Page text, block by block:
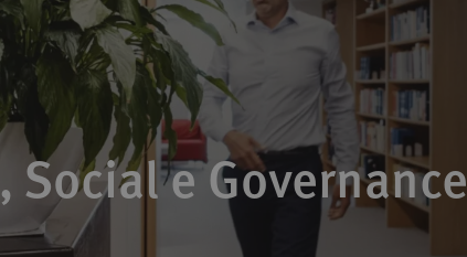
Social e Governance